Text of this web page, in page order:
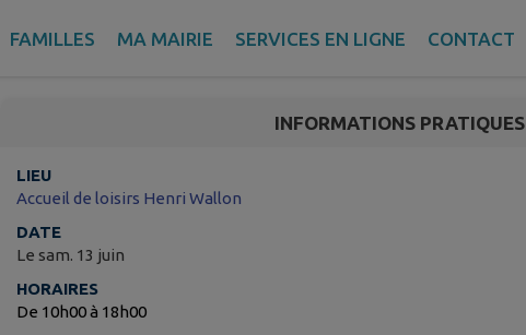
FAMILLES MA MAIRIE SERVICES EN LIGNE CONTACT
INFORMATIONS PRATIQUES
LIEU
Accueil de loisirs Henri Wallon
DATE
Le sam. 13 juin
HORAIRES
De 10h00 à 18h00